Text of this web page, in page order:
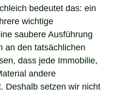
bedeutet das: ein
wichtige
saubere Ausführung
an den tatsächlichen
dass jede Immobilie,
andere
Deshalb setzen wir nicht